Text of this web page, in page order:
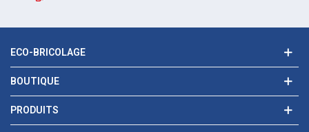
ECO-BRICOLAGE
BOUTIQUE
PRODUITS